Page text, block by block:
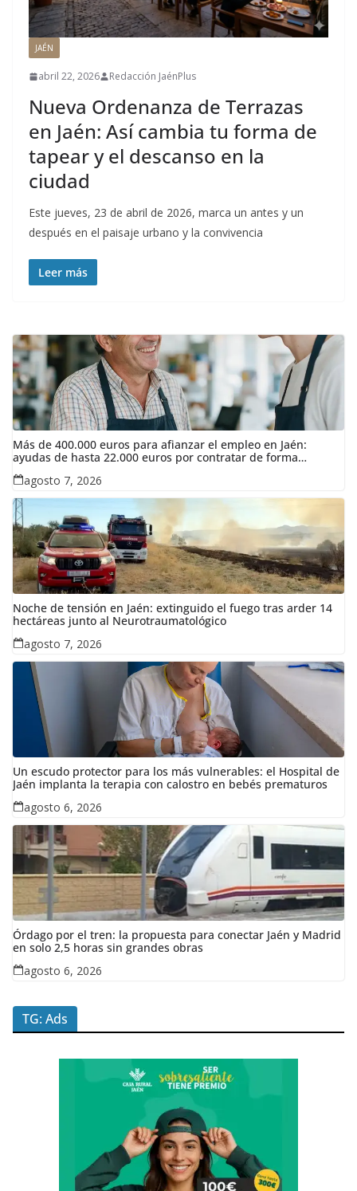
JAÉN
abril 22, 2026 Redacción JaénPlus
Nueva Ordenanza de Terrazas
en Jaén: Así cambia tu forma de
tapear y el descanso en la
ciudad
Este jueves, 23 de abril de 2026, marca un antes y un
después en el paisaje urbano y la convivencia
Leer más
Más de 400.000 euros para afianzar el empleo en Jaén:
ayudas de hasta 22.000 euros por contratar de forma
indefinida
agosto 7, 2026
Noche de tensión en Jaén: extinguido el fuego tras arder 14
hectáreas junto al Neurotraumatológico
agosto 7, 2026
Un escudo protector para los más vulnerables: el Hospital de
Jaén implanta la terapia con calostro en bebés prematuros
agosto 6, 2026
Órdago por el tren: la propuesta para conectar Jaén y Madrid
en solo 2,5 horas sin grandes obras
agosto 6, 2026
TG: Ads